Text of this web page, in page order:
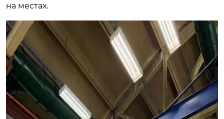
на местах.